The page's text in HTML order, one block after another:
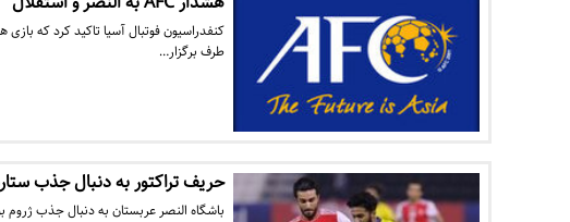
کنفدراسیون فوتبال آسیا تاکید کرد که
طرف برگزار…
حریف تراکتور به دنبال جذب
باشگاه النصر عربستان به دنبال جذب ژروم